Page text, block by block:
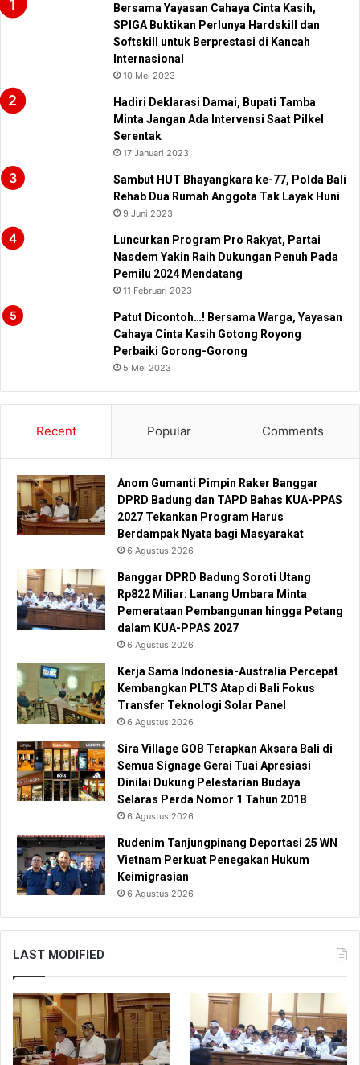
Bersama Yayasan Cahaya Cinta Kasih,
SPIGA Buktikan Perlunya Hardskill dan
Softskill untuk Berprestasi di Kancah
Internasional
10 Mei 2023
Hadiri Deklarasi Damai, Bupati Tamba
Minta Jangan Ada Intervensi Saat Pilkel
Serentak
17 Januari 2023
Sambut HUT Bhayangkara ke-77, Polda Bali
Rehab Dua Rumah Anggota Tak Layak Huni
9 Juni 2023
Luncurkan Program Pro Rakyat, Partai
Nasdem Yakin Raih Dukungan Penuh Pada
Pemilu 2024 Mendatang
11 Februari 2023
Patut Dicontoh…! Bersama Warga, Yayasan
Cahaya Cinta Kasih Gotong Royong
Perbaiki Gorong-Gorong
5 Mei 2023
Recent Popular Comments
Anom Gumanti Pimpin Raker Banggar
DPRD Badung dan TAPD Bahas KUA-PPAS
2027 Tekankan Program Harus
Berdampak Nyata bagi Masyarakat
6 Agustus 2026
Banggar DPRD Badung Soroti Utang
Rp822 Miliar: Lanang Umbara Minta
Pemerataan Pembangunan hingga Petang
dalam KUA-PPAS 2027
6 Agustus 2026
Kerja Sama Indonesia-Australia Percepat
Kembangkan PLTS Atap di Bali Fokus
Transfer Teknologi Solar Panel
6 Agustus 2026
Sira Village GOB Terapkan Aksara Bali di
Semua Signage Gerai Tuai Apresiasi
Dinilai Dukung Pelestarian Budaya
Selaras Perda Nomor 1 Tahun 2018
6 Agustus 2026
Rudenim Tanjungpinang Deportasi 25 WN
Vietnam Perkuat Penegakan Hukum
Keimigrasian
6 Agustus 2026
LAST MODIFIED